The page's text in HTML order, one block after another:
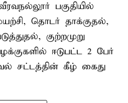
பகுதியில்
தொடர் தாக்குதல்,
குற்றமுறு
ஈடுபட்ட 2 பேர்
சட்டத்தின் கீழ் கைது